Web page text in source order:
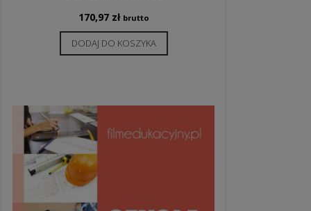
170,97 zł brutto
DODAJ DO KOSZYKA